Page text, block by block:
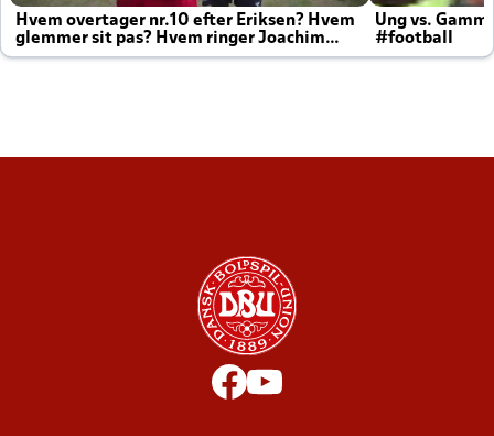
Hvem overtager nr.10 efter Eriksen? Hvem
glemmer sit pas? Hvem ringer Joachim
altid til efter kampe?
Ung vs.
#football